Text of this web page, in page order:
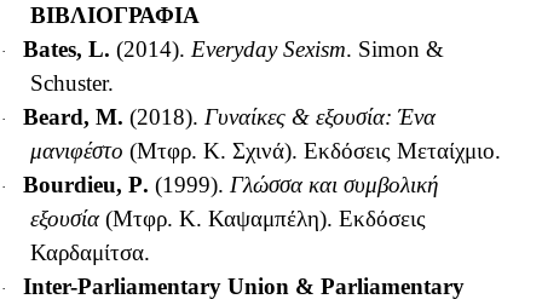
ΒΙΒΛΙΟΓΡΑΦΙΑ
· Bates, L. (2014). Everyday Sexism. Simon &
Schuster.
· Beard, M. (2018). Γυναίκες & εξουσία: Ένα
μανιφέστο (Μτφρ. Κ. Σχινά). Εκδόσεις Μεταίχμιο.
· Bourdieu, P. (1999). Γλώσσα και συμβολική
εξουσία (Μτφρ. Κ. Καψαμπέλη). Εκδόσεις
Καρδαμίτσα.
·
Inter-Parliamentary Union & Parliamentary